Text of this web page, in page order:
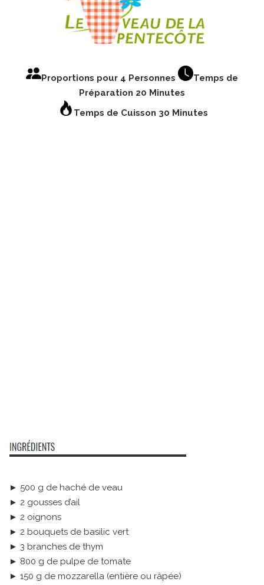
Proportions pour 4 Personnes
Temps de
Préparation 20 Minutes
Temps de Cuisson 30 Minutes
► 500 g de haché de veau
► 2 gousses d’ail
► 2 oignons
► 2 bouquets de basilic vert
► 3 branches de thym
► 800 g de pulpe de tomate
► 150 g de mozzarella (entière ou râpée)